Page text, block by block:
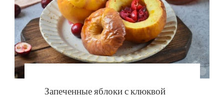
Запеченные яблоки с клюквой